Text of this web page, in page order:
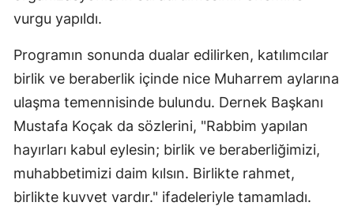
vurgu yapıldı.
Programın sonunda dualar edilirken, katılımcılar
birlik ve beraberlik içinde nice Muharrem aylarına
ulaşma temennisinde bulundu. Dernek Başkanı
Mustafa Koçak da sözlerini, "Rabbim yapılan
hayırları kabul eylesin; birlik ve beraberliğimizi,
muhabbetimizi daim kılsın. Birlikte rahmet,
birlikte kuvvet vardır." ifadeleriyle tamamladı.